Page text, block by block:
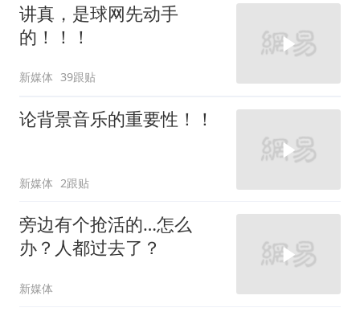
讲真，是球网先动手
的！！！
新媒体 39跟贴
论背景音乐的重要性！！
新媒体 2跟贴
旁边有个抢活的…怎么
办？人都过去了？
新媒体